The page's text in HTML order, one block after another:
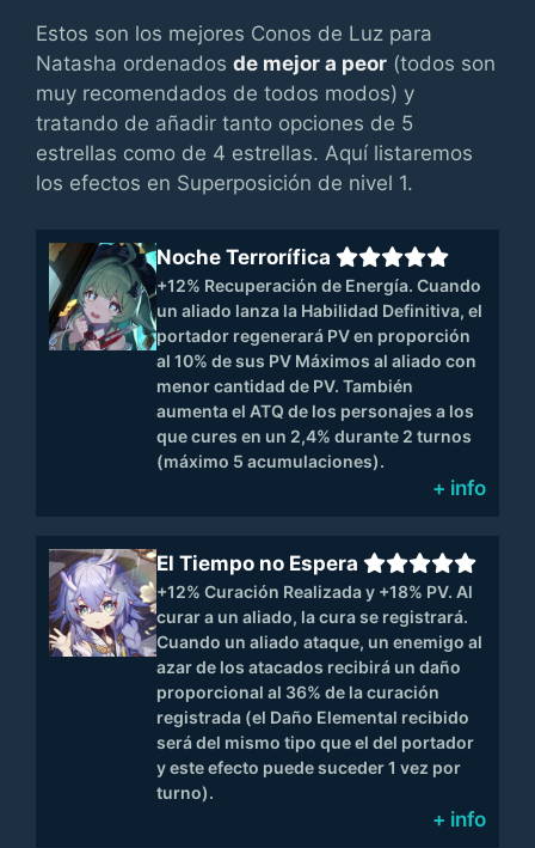
Estos son los mejores Conos de Luz para
Natasha ordenados de mejor a peor (todos son
muy recomendados de todos modos) y
tratando de añadir tanto opciones de 5
estrellas como de 4 estrellas. Aquí listaremos
los efectos en Superposición de nivel 1.
Noche Terrorífica
+12% Recuperación de Energía. Cuando
un aliado lanza la Habilidad Definitiva, el
portador regenerará PV en proporción
al 10% de sus PV Máximos al aliado con
menor cantidad de PV. También
aumenta el ATQ de los personajes a los
que cures en un 2,4% durante 2 turnos
(máximo 5 acumulaciones).
+ info
El Tiempo no Espera
+12% Curación Realizada y +18% PV. Al
curar a un aliado, la cura se registrará.
Cuando un aliado ataque, un enemigo al
azar de los atacados recibirá un daño
proporcional al 36% de la curación
registrada (el Daño Elemental recibido
será del mismo tipo que el del portador
y este efecto puede suceder 1 vez por
turno).
+ info